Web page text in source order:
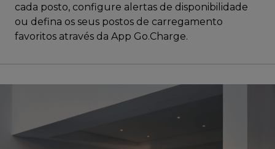
cada posto, configure alertas de disponibilidade
ou defina os seus postos de carregamento
favoritos através da App Go.Charge.